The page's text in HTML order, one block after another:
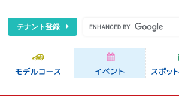
テナント登録